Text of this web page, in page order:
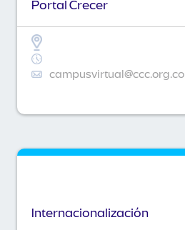
Portal Crecer
campusvirtual@ccc.org.co
Internacionalización